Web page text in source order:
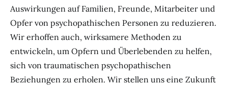
Auswirkungen auf Familien, Freunde, Mitarbeiter und
Opfer von psychopathischen Personen zu reduzieren.
Wir erhoffen auch, wirksamere Methoden zu
entwickeln, um Opfern und Überlebenden zu helfen,
sich von traumatischen psychopathischen
Beziehungen zu erholen. Wir stellen uns eine Zukunft